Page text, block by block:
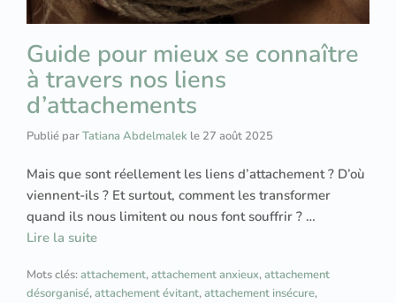
Guide pour mieux se connaître
à travers nos liens
d’attachements
Publié parTatiana Abdelmalek le 27 août 2025
Mais que sont réellement les liens d’attachement ? D’où
viennent-ils ? Et surtout, comment les transformer
quand ils nous limitent ou nous font souffrir ? …
Lire la suite
Mots clés:attachement,attachement anxieux,attachement
désorganisé,attachement évitant,attachement insécure,